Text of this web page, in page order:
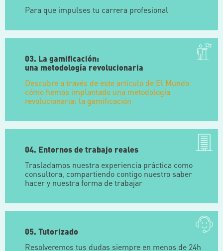
Para que impulses tu carrera profesional
03. La gamificación:
una metodología revolucionaria
Descubre a través de este artículo de El Mundo
cómo hemos implantado una metodología
revolucionaria: la gamificación
04. Entornos de trabajo reales
Trasladamos nuestra experiencia práctica como
consultora, compartiendo contigo nuestro saber
hacer y nuestra forma de trabajar
05. Tutorizado
Resolveremos tus dudas siempre en menos de 24h